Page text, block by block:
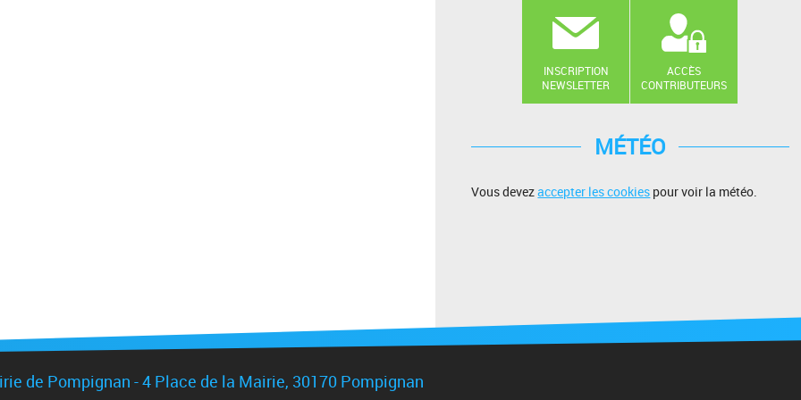
INSCRIPTION
NEWSLETTER
ACCÈS
CONTRIBUTEURS
MÉTÉO
Vous devezaccepter les cookies pour voir la météo.
de Pompignan - 4 Place de la Mairie, 30170 Pompignan